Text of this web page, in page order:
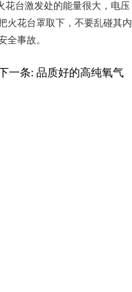
台激发处的能量很大，电压
火花台罩取下，不要乱碰其内
全事故。
一条: 品质好的高纯氧气